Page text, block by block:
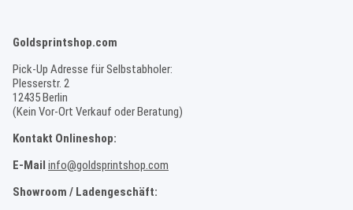
Goldsprintshop.com
Pick-Up Adresse für Selbstabholer:
Plesserstr. 2
12435 Berlin
(Kein Vor-Ort Verkauf oder Beratung)
Kontakt Onlineshop:
E-Mail info@goldsprintshop.com
Showroom / Ladengeschäft: